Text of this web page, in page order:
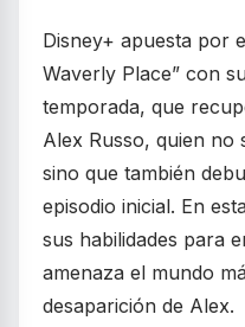
Disney+ apuesta por
Waverly Place” con
temporada, que
Alex Russo, quien no
sino que también
episodio inicial. En
sus habilidades para
amenaza el mundo
desaparición de Alex.